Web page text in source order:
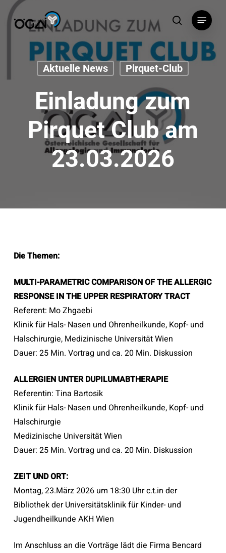
Skip
search
Menu
Aktuelle News Pirquet-Club
Einladung zum
Pirquet Club am
23.03.2026
Die Themen:
MULTI-PARAMETRIC COMPARISON OF THE ALLERGIC
RESPONSE IN THE UPPER RESPIRATORY TRACT
Referent: Mo Zhgaebi
Klinik für Hals- Nasen und Ohrenheilkunde, Kopf- und
Halschirurgie, Medizinische Universität Wien
Dauer: 25 Min. Vortrag und ca. 20 Min. Diskussion
ALLERGIEN UNTER DUPILUMABTHERAPIE
Referentin: Tina Bartosik
Klinik für Hals- Nasen und Ohrenheilkunde, Kopf- und
Halschirurgie
Medizinische Universität Wien
Dauer: 25 Min. Vortrag und ca. 20 Min. Diskussion
ZEIT UND ORT:
Montag, 23.März 2026 um 18:30 Uhr c.t.in der
Bibliothek der Universitätsklinik für Kinder- und
Jugendheilkunde AKH Wien
Im Anschluss an die Vorträge lädt die Firma Bencard